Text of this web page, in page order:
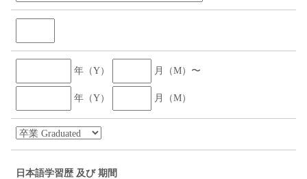
年（Y） 月（M）〜
年（Y） 月（M）
日本語学習歴 及び 期間